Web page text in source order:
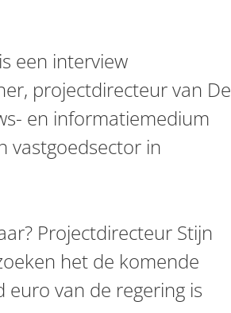
is een interview
projectdirecteur van De
en informatiemedium
vastgoedsector in
Projectdirecteur Stijn
het de komende
euro van de regering is